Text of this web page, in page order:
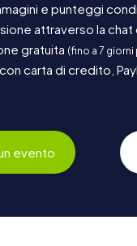
e punteggi
attraverso la chat
gratuita (fino a 7
carta di credito,
evento